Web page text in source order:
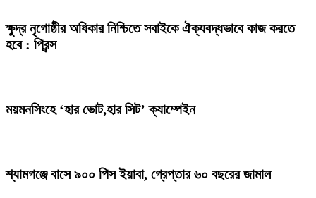
ক্ষুদ্র নৃগোষ্ঠীর অধিকার নিশ্চিতে সবাইকে ঐক্যবদ্ধভাবে কাজ করতে
হবে : প্রিন্স
ময়মনসিংহে ‘হার ভোট,হার সিট’ ক্যাম্পেইন
শ্যামগঞ্জে বাসে ৯০০ পিস ইয়াবা, গ্রেপ্তার ৬০ বছরের জামাল